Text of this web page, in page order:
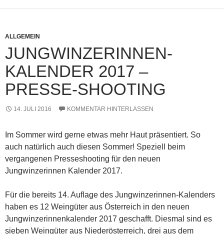
ALLGEMEIN
JUNGWINZERINNEN-
KALENDER 2017 –
PRESSE-SHOOTING
14. JULI 2016 KOMMENTAR HINTERLASSEN
Im Sommer wird gerne etwas mehr Haut präsentiert. So
auch natürlich auch diesen Sommer! Speziell beim
vergangenen Presseshooting für den neuen
Jungwinzerinnen Kalender 2017.
Für die bereits 14. Auflage des Jungwinzerinnen-Kalenders
haben es 12 Weingüter aus Österreich in den neuen
Jungwinzerinnenkalender 2017 geschafft. Diesmal sind es
sieben Weingüter aus Niederösterreich, drei aus dem